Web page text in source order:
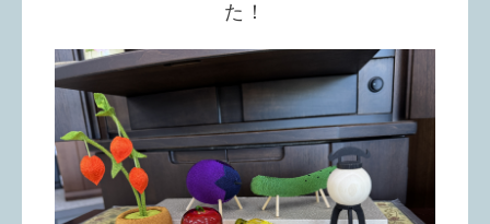
た！